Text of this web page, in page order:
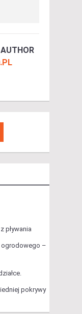
pływania
ogrodowego –
pokrywy